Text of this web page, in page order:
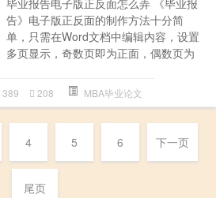
毕业报告电子版正反面怎么弄 《毕业报
告》电子版正反面的制作方法十分简
单，只需在Word文档中编辑内容，设置
多页显示，奇数页即为正面，偶数页为
389 208 MBA毕业论文
4 5 6 下一页
尾页